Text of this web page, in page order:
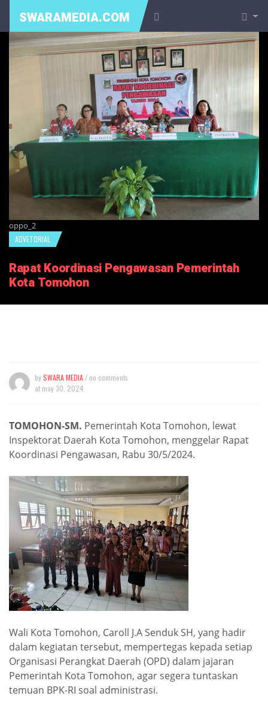
SWARAMEDIA.COM
oppo_2
ADVETORIAL
Rapat Koordinasi Pengawasan Pemerintah
Kota Tomohon
bySWARA MEDIA / no comments
at may 30, 2024
TOMOHON-SM. Pemerintah Kota Tomohon, lewat
Inspektorat Daerah Kota Tomohon, menggelar Rapat
Koordinasi Pengawasan, Rabu 30/5/2024.
Wali Kota Tomohon, Caroll J.A Senduk SH, yang hadir
dalam kegiatan tersebut, mempertegas kepada setiap
Organisasi Perangkat Daerah (OPD) dalam jajaran
Pemerintah Kota Tomohon, agar segera tuntaskan
temuan BPK-RI soal administrasi.